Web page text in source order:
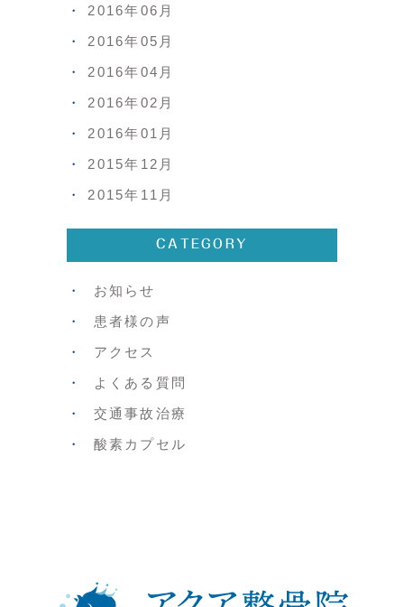
2016年06月
2016年05月
2016年04月
2016年02月
2016年01月
2015年12月
2015年11月
CATEGORY
お知らせ
患者様の声
アクセス
よくある質問
交通事故治療
酸素カプセル